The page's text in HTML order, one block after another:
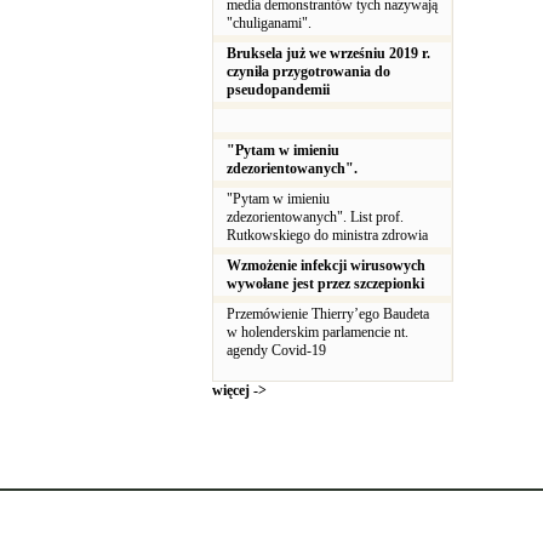
media demonstrantów tych nazywają
"chuliganami".
Bruksela już we wrześniu 2019 r.
czyniła przygotrowania do
pseudopandemii
"Pytam w imieniu
zdezorientowanych".
"Pytam w imieniu
zdezorientowanych". List prof.
Rutkowskiego do ministra zdrowia
Wzmożenie infekcji wirusowych
wywołane jest przez szczepionki
Przemówienie Thierry’ego Baudeta
w holenderskim parlamencie nt.
agendy Covid-19
więcej ->